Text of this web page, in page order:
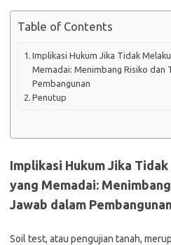
Table of Contents
Implikasi Hukum Jika Tidak
Memadai: Menimbang Risiko dan
Pembangunan
Penutup
Implikasi Hukum Jika
yang Memadai:
Jawab dalam Pembangunan
Soil test, atau pengujian tanah,